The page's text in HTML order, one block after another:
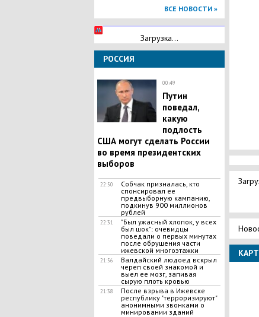
ВСЕ НОВОСТИ »
Загрузка...
РОССИЯ
00:49
Путин
поведал,
какую
подлость
США могут сделать России
во время президентских
выборов
22:50
Собчак призналась, кто
спонсировал ее
предвыборную кампанию,
подкинув 900 миллионов
рублей
22:31
"Был ужасный хлопок, у всех
был шок": очевидцы
поведали о первых минутах
после обрушения части
ижевской многоэтажки
21:56
Валдайский людоед вскрыл
череп своей знакомой и
выел ее мозг, запивая
сырую плоть кровью
21:38
После взрыва в Ижевске
республику "терроризируют"
анонимными звонками о
минировании зданий